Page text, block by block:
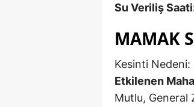
Su Veriliş
MAMAK
Kesinti Nedeni:
Etkilenen
Mutlu, General